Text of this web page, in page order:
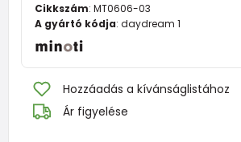
Cikkszám: MT0606-03
A gyártó kódja: daydream 1
Hozzáadás a kívánságlistához
Ár figyelése